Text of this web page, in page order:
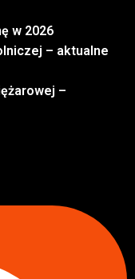
w 2026
– aktualne
–